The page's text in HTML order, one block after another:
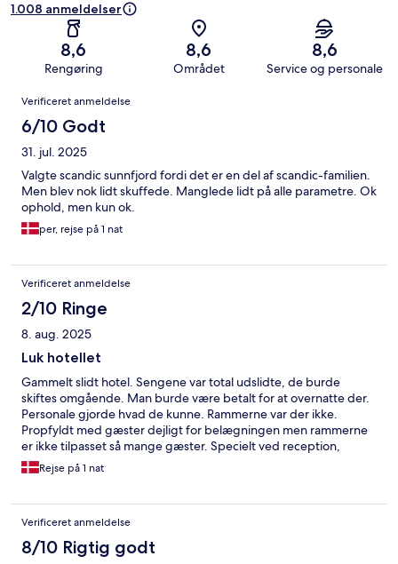
1.008 anmeldelser
8,6
Rengøring
8,6
Området
8,6
Service og personale
Anmeldelser
Verificeret anmeldelse
6/10 Godt
31. jul. 2025
Valgte scandic sunnfjord fordi det er en del af scandic-familien.
Men blev nok lidt skuffede. Manglede lidt på alle parametre. Ok
ophold, men kun ok.
per, rejse på 1 nat
Verificeret anmeldelse
2/10 Ringe
8. aug. 2025
Luk hotellet
Gammelt slidt hotel. Sengene var total udslidte, de burde
skiftes omgående. Man burde være betalt for at overnatte der.
Personale gjorde hvad de kunne. Rammerne var der ikke.
Propfyldt med gæster dejligt for belægningen men rammerne
er ikke tilpasset så mange gæster. Specielt ved reception,
måltider. Find et andet hotel.
Rejse på 1 nat
Verificeret anmeldelse
8/10 Rigtig godt